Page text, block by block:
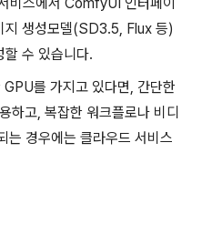
지 생성모델(SD3.5, Flux 등)
할 수 있습니다.
를 가지고 있다면, 간단한
하고, 복잡한 워크플로나 비디
는 경우에는 클라우드 서비스